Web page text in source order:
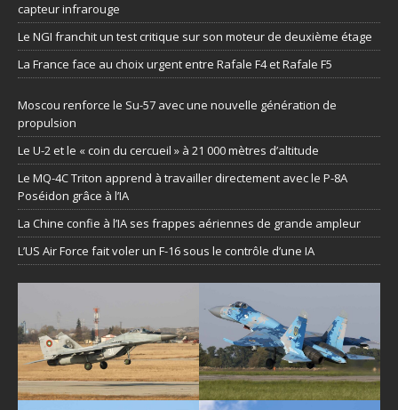
capteur infrarouge
Le NGI franchit un test critique sur son moteur de deuxième étage
La France face au choix urgent entre Rafale F4 et Rafale F5
Moscou renforce le Su-57 avec une nouvelle génération de
propulsion
Le U-2 et le « coin du cercueil » à 21 000 mètres d’altitude
Le MQ-4C Triton apprend à travailler directement avec le P-8A
Poséidon grâce à l’IA
La Chine confie à l’IA ses frappes aériennes de grande ampleur
L’US Air Force fait voler un F-16 sous le contrôle d’une IA